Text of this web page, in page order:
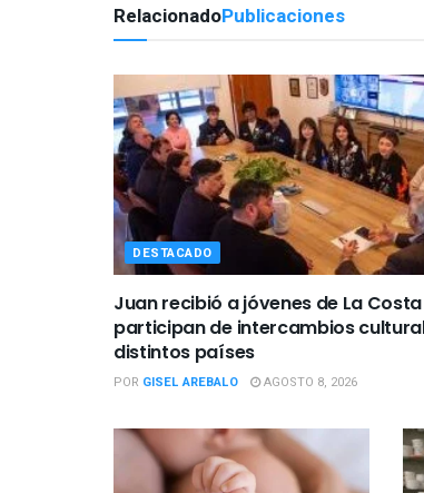
RelacionadoPublicaciones
DESTACADO
Juan recibió a jóvenes de La
participan de intercambios
distintos países
POR GISEL AREBALO AGOSTO 8, 2026